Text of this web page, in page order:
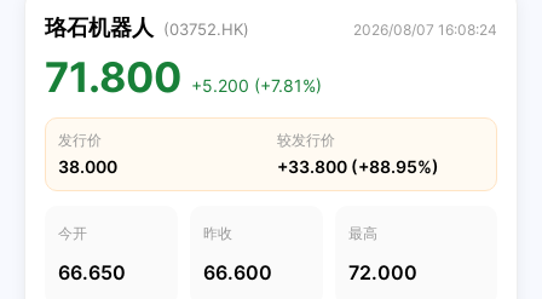
珞石机器人 (03752.HK) 2026/08/07 16:08:24
71.800 +5.200 (+7.81%)
发行价
38.000
较发行价
+33.800 (+88.95%)
今开
66.650
昨收
66.600
最高
72.000